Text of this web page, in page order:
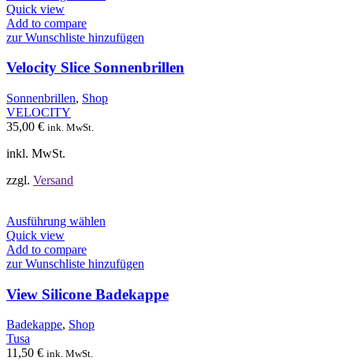
mehrere
auf.
Optionen
können
Quick view
Add to compare
zur Wunschliste hinzufügen
Velocity Slice Sonnenbrillen
Sonnenbrillen, Shop
VELOCITY
35,00 € ink. MwSt.
inkl. MwSt.
zzgl. Versand
Ausführung wählen
mehrere
auf.
Die
Quick view
Add to compare
zur Wunschliste hinzufügen
View Silicone Badekappe
Badekappe, Shop
Tusa
11,50 € ink. MwSt.